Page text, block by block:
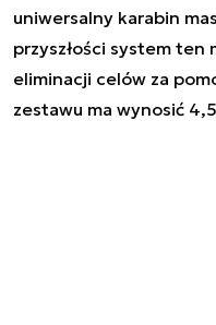
uniwersalny karabin
przyszłości system ten
eliminacji celów za
zestawu ma wynosić